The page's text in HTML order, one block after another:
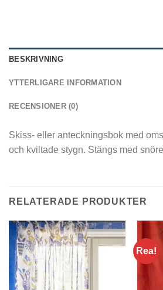
BESKRIVNING
YTTERLIGARE INFORMATION
RECENSIONER (0)
Skiss- eller anteckningsbok med
och kviltade stygn. Stängs med
RELATERADE PRODUKTER
Rea!